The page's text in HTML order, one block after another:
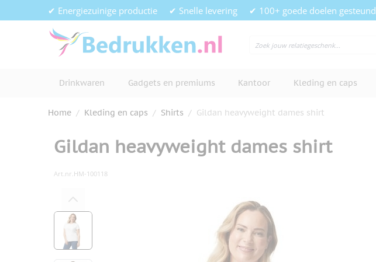
Ga naar de inhoud✔ Energiezuinige productie ✔ Snelle levering ✔ 100+ goede doelen gesteund
Drinkwaren Gadgets en premiums Kantoor Kleding en caps
Home / Kleding en caps / Shirts / Gildan heavyweight dames shirt
Gildan heavyweight dames shirt
Art.nr.HM-100118
View larger image